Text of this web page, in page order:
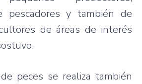
pescadores y también de
de áreas de interés
peces se realiza también